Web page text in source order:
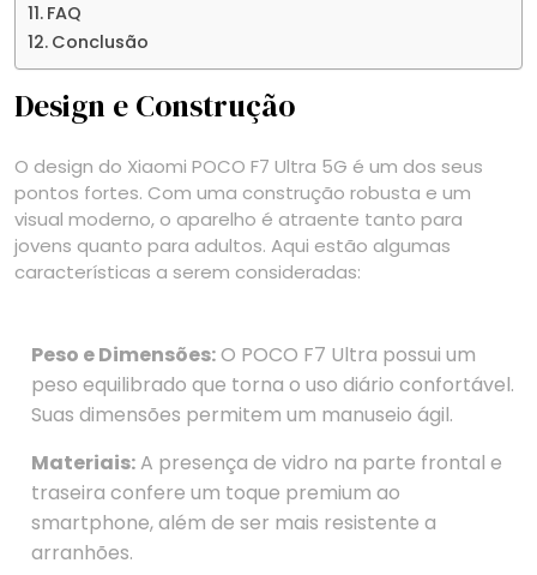
FAQ
Conclusão
Design e Construção
O design do Xiaomi POCO F7 Ultra 5G é um dos seus
pontos fortes. Com uma construção robusta e um
visual moderno, o aparelho é atraente tanto para
jovens quanto para adultos. Aqui estão algumas
características a serem consideradas:
Peso e Dimensões:O POCO F7 Ultra possui um
peso equilibrado que torna o uso diário confortável.
Suas dimensões permitem um manuseio ágil.
Materiais:A presença de vidro na parte frontal e
traseira confere um toque premium ao
smartphone, além de ser mais resistente a
arranhões.